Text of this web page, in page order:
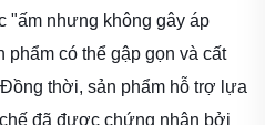
"ấm nhưng không gây áp
phẩm có thể gập gọn và cất
thời, sản phẩm hỗ trợ lựa
đã được chứng nhận bởi